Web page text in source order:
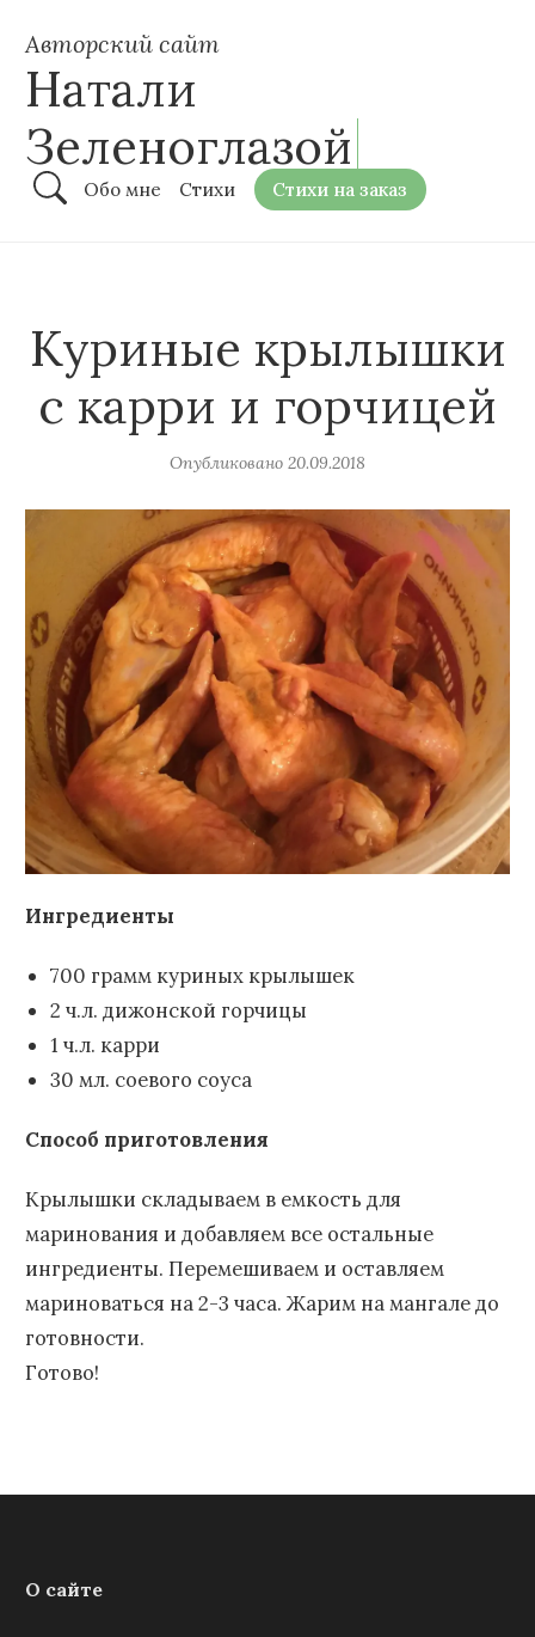
Авторский сайт
Натали
Зеленоглазой
Обо мне Стихи Стихи на заказ
Куриные крылышки
с карри и горчицей
Опубликовано 20.09.2018
Ингредиенты
700 грамм куриных крылышек
2 ч.л. дижонской горчицы
1 ч.л. карри
30 мл. соевого соуса
Способ приготовления
Крылышки складываем в емкость для
маринования и добавляем все остальные
ингредиенты. Перемешиваем и оставляем
мариноваться на 2-3 часа. Жарим на мангале до
готовности.
Готово!
О сайте